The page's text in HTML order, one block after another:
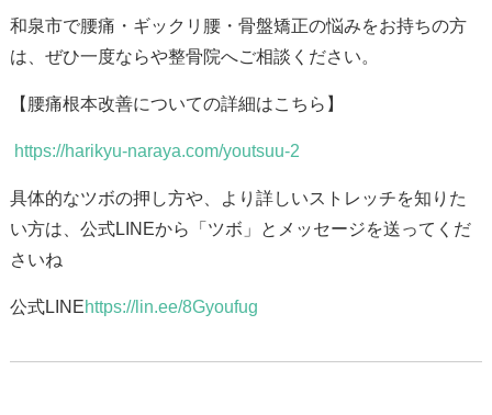
和泉市で腰痛・ギックリ腰・骨盤矯正の悩みをお持ちの方
は、ぜひ一度ならや整骨院へご相談ください。
【腰痛根本改善についての詳細はこちら】
https://harikyu-naraya.com/youtsuu-2
具体的なツボの押し方や、より詳しいストレッチを知りた
い方は、公式LINEから「ツボ」とメッセージを送ってくだ
さいね
公式LINEhttps://lin.ee/8Gyoufug